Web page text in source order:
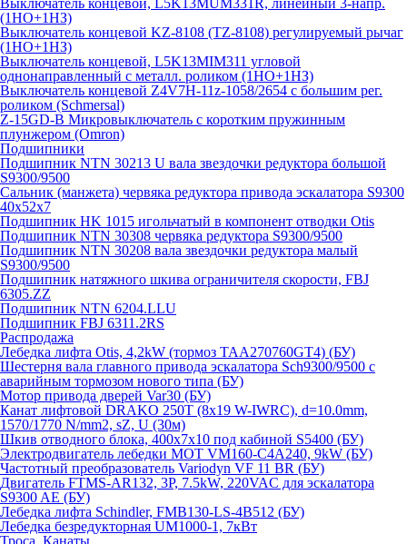
Выключатель концевой, L5K13MUM331R, линейный 3-напр.
(1НО+1НЗ)
Выключатель концевой KZ-8108 (TZ-8108) регулируемый рычаг
(1НО+1НЗ)
Выключатель концевой, L5K13MIM311 угловой
однонаправленный с металл. роликом (1НО+1НЗ)
Выключатель концевой Z4V7H-11z-1058/2654 с большим рег.
роликом (Schmersal)
Z-15GD-B Микровыключатель с коротким пружинным
плунжером (Omron)
Подшипники
Подшипник NTN 30213 U вала звездочки редуктора большой
S9300/9500
Сальник (манжета) червяка редуктора привода эскалатора S9300
40х52х7
Подшипник HK 1015 игольчатый в компонент отводки Otis
Подшипник NTN 30308 червяка редуктора S9300/9500
Подшипник NTN 30208 вала звездочки редуктора малый
S9300/9500
Подшипник натяжного шкива ограничителя скорости, FBJ
6305.ZZ
Подшипник NTN 6204.LLU
Подшипник FBJ 6311.2RS
Распродажа
Лебедка лифта Otis, 4,2kW (тормоз TAA270760GT4) (БУ)
Шестерня вала главного привода эскалатора Sch9300/9500 с
аварийным тормозом нового типа (БУ)
Мотор привода дверей Var30 (БУ)
Канат лифтовой DRAKO 250T (8x19 W-IWRC), d=10.0mm,
1570/1770 N/mm2, sZ, U (30м)
Шкив отводного блока, 400х7х10 под кабиной S5400 (БУ)
Электродвигатель лебедки MOT VM160-C4A240, 9kW (БУ)
Частотный преобразователь Variodyn VF 11 BR (БУ)
Двигатель FTMS-AR132, 3P, 7.5kW, 220VAC для эскалатора
S9300 AE (БУ)
Лебедка лифта Schindler, FMB130-LS-4B512 (БУ)
Лебедка безредукторная UM1000-1, 7кВт
Троса, Канаты